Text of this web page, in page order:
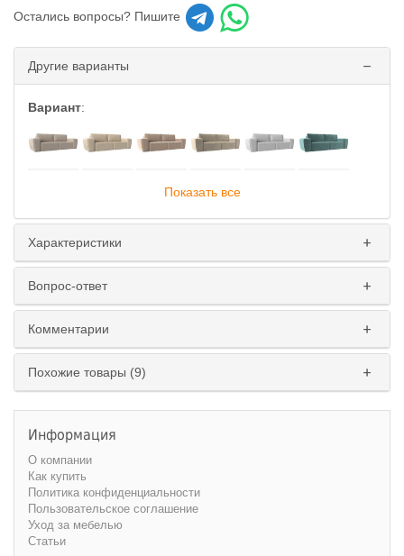
Остались вопросы? Пишите
Другие варианты
Вариант:
Показать все
Характеристики
Вопрос-ответ
Комментарии
Похожие товары (9)
Информация
О компании
Как купить
Политика конфиденциальности
Пользовательское соглашение
Уход за мебелью
Статьи